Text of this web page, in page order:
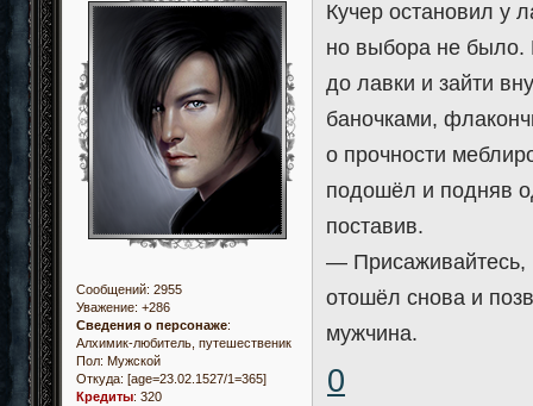
Сообщений: 2955
Уважение: +286
Сведения о персонаже:
Алхимик-любитель, путешественик
Пол: Мужской
Откуда: [age=23.02.1527/1=365]
Кредиты: 320
Кучер остановил у
но выбора не было.
до лавки и зайти
баночками,
о прочности
подошёл и подняв
поставив.
— Присаживайтесь,
отошёл снова и
мужчина.
0